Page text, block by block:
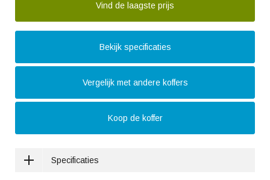
Vind de laagste prijs
Bekijk specificaties
Vergelijk met andere koffers
Koop de koffer
Specificaties